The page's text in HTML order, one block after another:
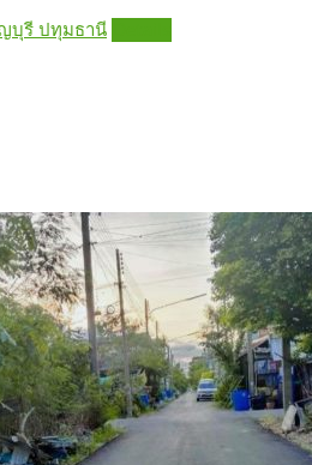
บุรี ปทุมธานี